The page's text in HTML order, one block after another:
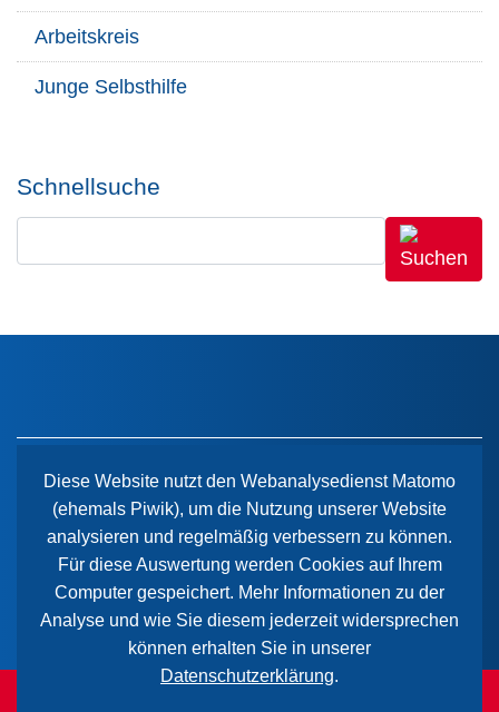
Arbeitskreis
Junge Selbsthilfe
Schnellsuche
Der Paritätische Sachsen-Anhalt
Wiener Straße 2
39112 Magdeburg
Diese Website nutzt den Webanalysedienst Matomo
(ehemals Piwik), um die Nutzung unserer Website
analysieren und regelmäßig verbessern zu können.
Für diese Auswertung werden Cookies auf Ihrem
Computer gespeichert. Mehr Informationen zu der
Analyse und wie Sie diesem jederzeit widersprechen
können erhalten Sie in unserer
Datenschutzerklärung.